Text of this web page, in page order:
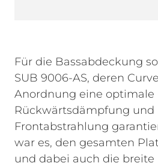
Für die Bassabdeckung
SUB 9006-AS, deren
Anordnung eine optimale
Rückwärtsdämpfung und
Frontabstrahlung
war es, den gesamten
und dabei auch die breite